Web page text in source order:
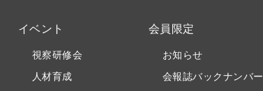
イベント
視察研修会
人材育成
会員限定
お知らせ
会報誌バックナンバー